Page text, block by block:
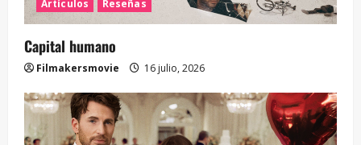
Artículos Reseñas
Capital humano
Filmakersmovie 16 julio, 2026